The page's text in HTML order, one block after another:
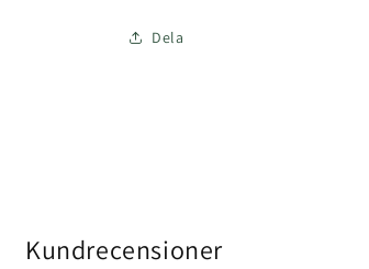
Dela
Kundrecensioner